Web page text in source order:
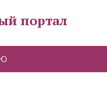
портал